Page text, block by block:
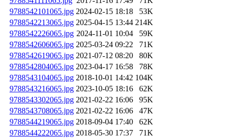
9788542101065.jpg 2024-02-15 18:18
53K
9788542213065.jpg 2025-04-15 13:44 214K
9788542226065.jpg 2024-11-01 10:04
59K
9788542606065.jpg 2025-03-24 09:22
71K
9788542619065.jpg 2021-07-12 08:20
80K
9788542804065.jpg 2023-04-17 16:58
78K
9788543104065.jpg 2018-10-01 14:42 104K
9788543216065.jpg 2023-10-05 18:16
62K
9788543302065.jpg 2021-02-22 16:06
95K
9788543708065.jpg 2021-02-22 16:06
47K
9788544219065.jpg 2018-09-04 17:40
62K
9788544222065.jpg 2018-05-30 17:37
71K